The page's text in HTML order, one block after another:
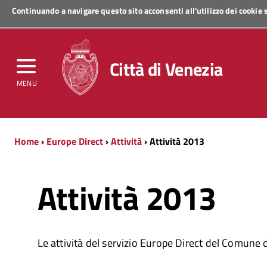
Continuando a navigare questo sito acconsenti all'utilizzo dei
MENU
Regione Veneto
Città di Venezia
Home› Europe Direct›Attività› Attività 2013
Attività 2013
Le attività del servizio Europe Direct del Comune